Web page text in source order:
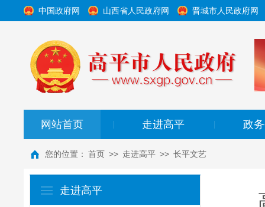
中国政府网 山西省人民政府网 晋城市人民政府网
网站首页 走进高平 政
您的位置： 首页 >> 走进高平 >> 长平文艺
走进高平